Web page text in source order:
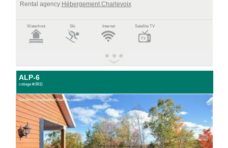
Rental agency Hébergement Charlevoix
Waterfront Ski Internet Satellite TV
ALP-6
cottage #:9811